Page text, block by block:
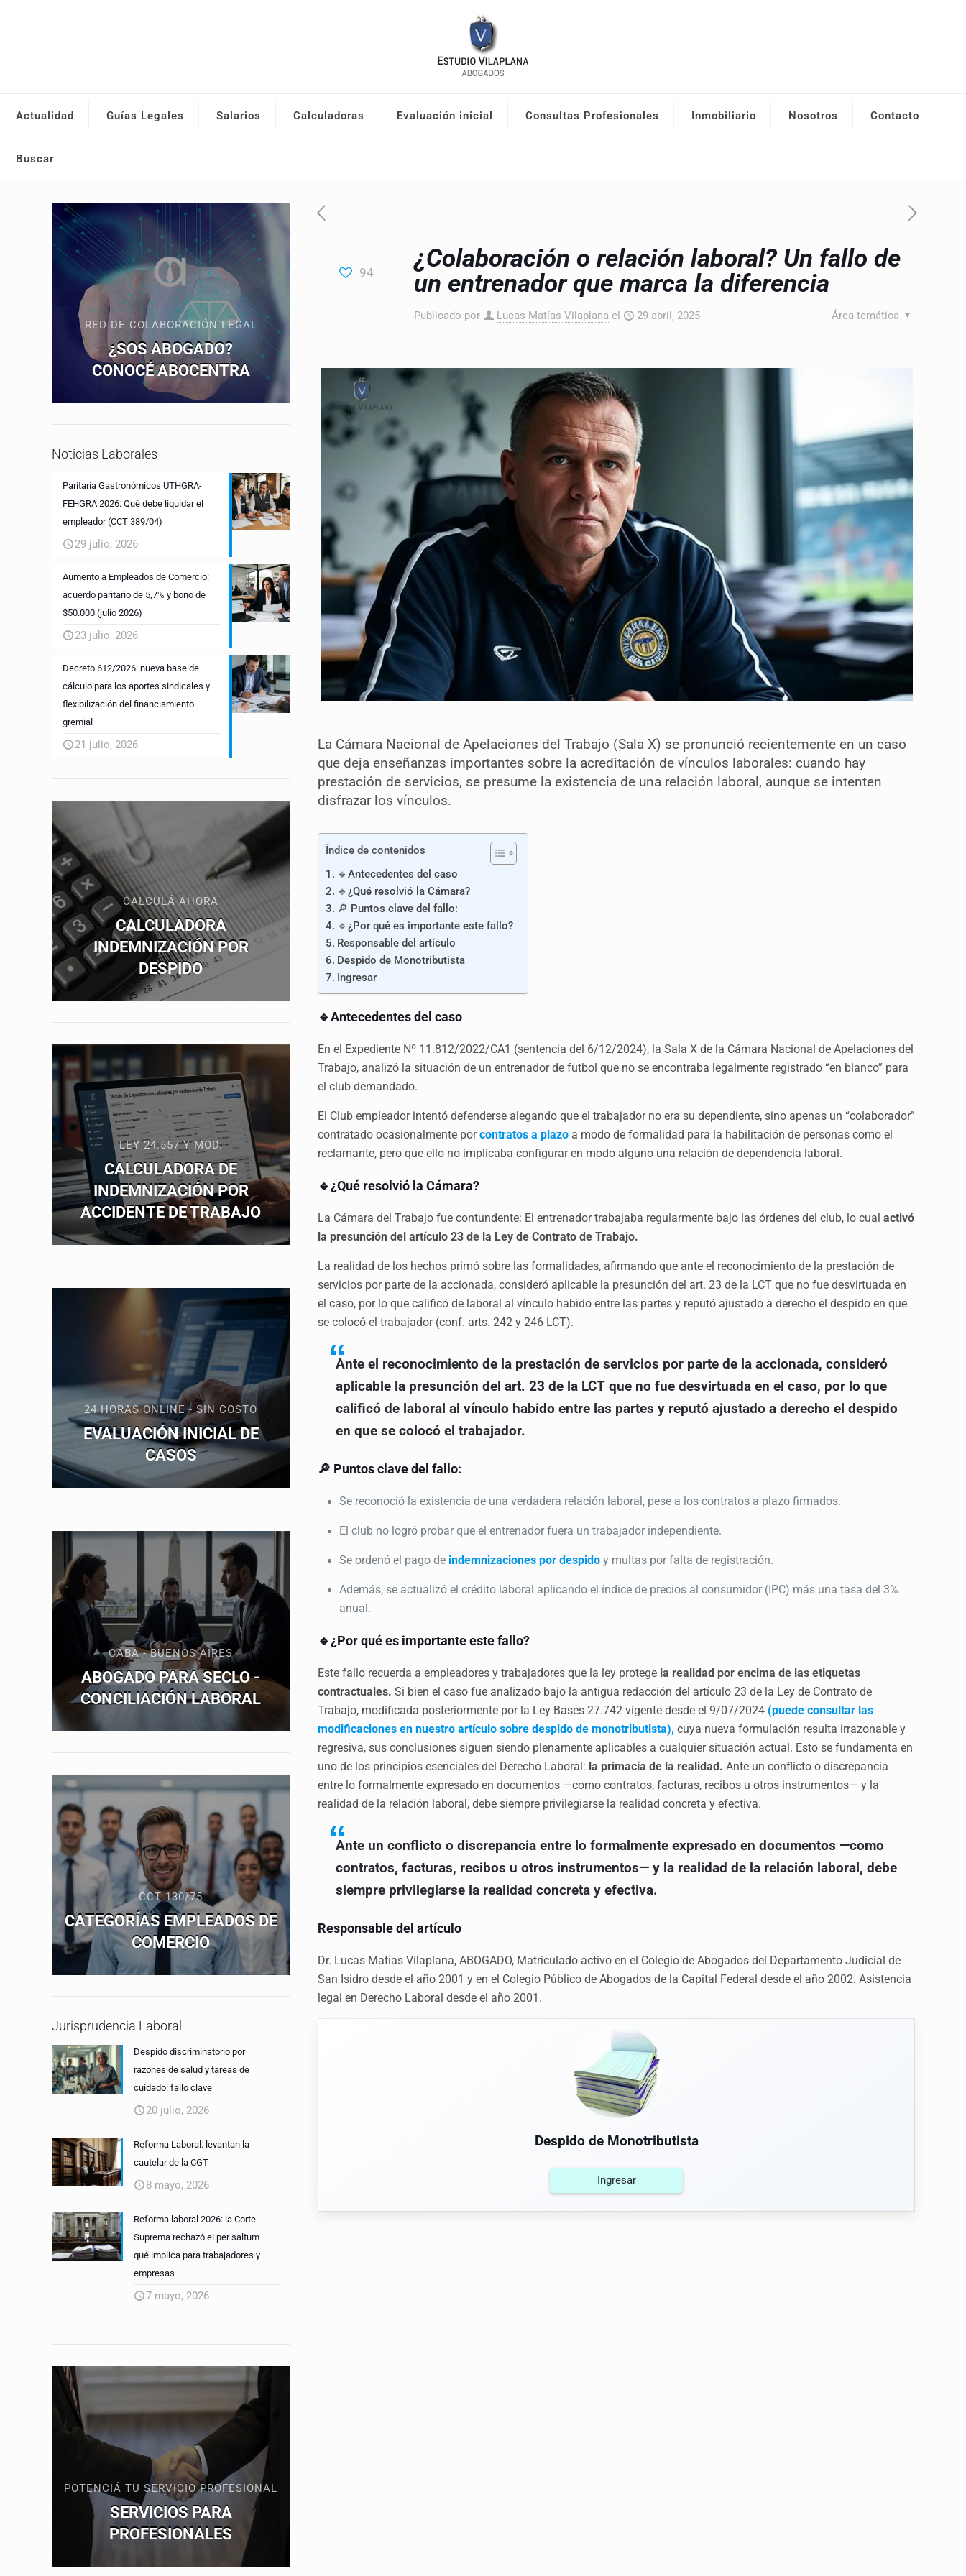
Actualidad Guías Legales Salarios Calculadoras Evaluación inicial Consultas Profesionales Inmobiliario Nosotros Contacto
Buscar
94
¿Colaboración o relación laboral? Un fallo de
un entrenador que marca la diferencia
Publicado por Lucas Matías Vilaplana el 29 abril, 2025 Área temática
La Cámara Nacional de Apelaciones del Trabajo (Sala X) se pronunció recientemente en un caso
que deja enseñanzas importantes sobre la acreditación de vínculos laborales: cuando hay
prestación de servicios, se presume la existencia de una relación laboral, aunque se intenten
disfrazar los vínculos.
Índice de contenidos
🔹Antecedentes del caso
🔹¿Qué resolvió la Cámara?
🔎 Puntos clave del fallo:
🔹¿Por qué es importante este fallo?
Responsable del artículo
Despido de Monotributista
Ingresar
🔹Antecedentes del caso
En el Expediente Nº 11.812/2022/CA1 (sentencia del 6/12/2024), la Sala X de la Cámara Nacional de Apelaciones del
Trabajo, analizó la situación de un entrenador de futbol que no se encontraba legalmente registrado “en blanco” para
el club demandado.
El Club empleador intentó defenderse alegando que el trabajador no era su dependiente, sino apenas un “colaborador”
contratado ocasionalmente porcontratos a plazo a modo de formalidad para la habilitación de personas como el
reclamante, pero que ello no implicaba configurar en modo alguno una relación de dependencia laboral.
🔹¿Qué resolvió la Cámara?
La Cámara del Trabajo fue contundente: El entrenador trabajaba regularmente bajo las órdenes del club, lo cualactivó
la presunción del artículo 23 de la Ley de Contrato de Trabajo.
La realidad de los hechos primó sobre las formalidades, afirmando que ante el reconocimiento de la prestación de
servicios por parte de la accionada, consideró aplicable la presunción del art. 23 de la LCT que no fue desvirtuada en
el caso, por lo que calificó de laboral al vínculo habido entre las partes y reputó ajustado a derecho el despido en que
se colocó el trabajador (conf. arts. 242 y 246 LCT).
Ante el reconocimiento de la prestación de servicios por parte de la accionada, consideró
aplicable la presunción del art. 23 de la LCT que no fue desvirtuada en el caso, por lo que
calificó de laboral al vínculo habido entre las partes y reputó ajustado a derecho el despido
en que se colocó el trabajador.
🔎 Puntos clave del fallo:
Se reconoció la existencia de una verdadera relación laboral, pese a los contratos a plazo firmados.
El club no logró probar que el entrenador fuera un trabajador independiente.
Se ordenó el pago de indemnizaciones por despido y multas por falta de registración.
Además, se actualizó el crédito laboral aplicando el índice de precios al consumidor (IPC) más una tasa del 3%
anual.
🔹¿Por qué es importante este fallo?
Este fallo recuerda a empleadores y trabajadores que la ley protege la realidad por encima de las etiquetas
contractuales. Si bien el caso fue analizado bajo la antigua redacción del artículo 23 de la Ley de Contrato de
Trabajo, modificada posteriormente por la Ley Bases 27.742 vigente desde el 9/07/2024 (puede consultar las
modificaciones en nuestro artículo sobre despido de monotributista), cuya nueva formulación resulta irrazonable y
regresiva, sus conclusiones siguen siendo plenamente aplicables a cualquier situación actual. Esto se fundamenta en
uno de los principios esenciales del Derecho Laboral: la primacía de la realidad. Ante un conflicto o discrepancia
entre lo formalmente expresado en documentos —como contratos, facturas, recibos u otros instrumentos— y la
realidad de la relación laboral, debe siempre privilegiarse la realidad concreta y efectiva.
Ante un conflicto o discrepancia entre lo formalmente expresado en documentos —como
contratos, facturas, recibos u otros instrumentos— y la realidad de la relación laboral, debe
siempre privilegiarse la realidad concreta y efectiva.
Responsable del artículo
Dr. Lucas Matías Vilaplana, ABOGADO, Matriculado activo en el Colegio de Abogados del Departamento Judicial de
San Isidro desde el año 2001 y en el Colegio Público de Abogados de la Capital Federal desde el año 2002. Asistencia
legal en Derecho Laboral desde el año 2001.
Despido de Monotributista
Ingresar
RED DE COLABORACIÓN LEGAL
¿SOS ABOGADO?
CONOCÉ ABOCENTRA
Noticias Laborales
Paritaria Gastronómicos UTHGRA-
FEHGRA 2026: Qué debe liquidar el
empleador (CCT 389/04)
29 julio, 2026
Aumento a Empleados de Comercio:
acuerdo paritario de 5,7% y bono de
$50.000 (julio 2026)
23 julio, 2026
Decreto 612/2026: nueva base de
cálculo para los aportes sindicales y
flexibilización del financiamiento
gremial
21 julio, 2026
CALCULÁ AHORA
CALCULADORA
INDEMNIZACIÓN POR
DESPIDO
LEY 24.557 Y MOD.
CALCULADORA DE
INDEMNIZACIÓN POR
ACCIDENTE DE TRABAJO
24 HORAS ONLINE - SIN COSTO
EVALUACIÓN INICIAL DE
CASOS
CABA - BUENOS AIRES
ABOGADO PARA SECLO -
CONCILIACIÓN LABORAL
CCT 130/75
CATEGORÍAS EMPLEADOS DE
COMERCIO
Jurisprudencia Laboral
Despido discriminatorio por
razones de salud y tareas de
cuidado: fallo clave
20 julio, 2026
Reforma Laboral: levantan la
cautelar de la CGT
8 mayo, 2026
Reforma laboral 2026: la Corte
Suprema rechazó el per saltum –
qué implica para trabajadores y
empresas
7 mayo, 2026
POTENCIÁ TU SERVICIO PROFESIONAL
SERVICIOS PARA
PROFESIONALES